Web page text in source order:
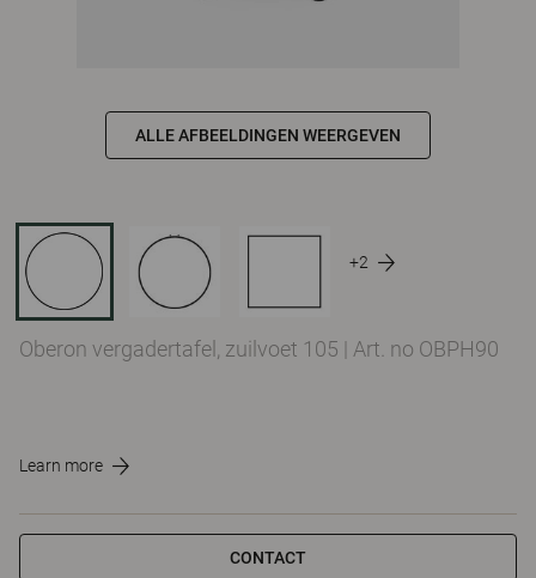
ALLE AFBEELDINGEN WEERGEVEN
+2
Oberon vergadertafel, zuilvoet 105 | Art. no OBPH90
Learn more
CONTACT